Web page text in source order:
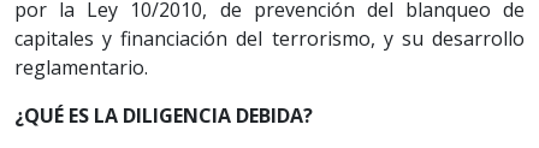
por la Ley 10/2010, de prevención del blanqueo de
capitales y financiación del terrorismo, y su desarrollo
reglamentario.
¿QUÉ ES LA DILIGENCIA DEBIDA?